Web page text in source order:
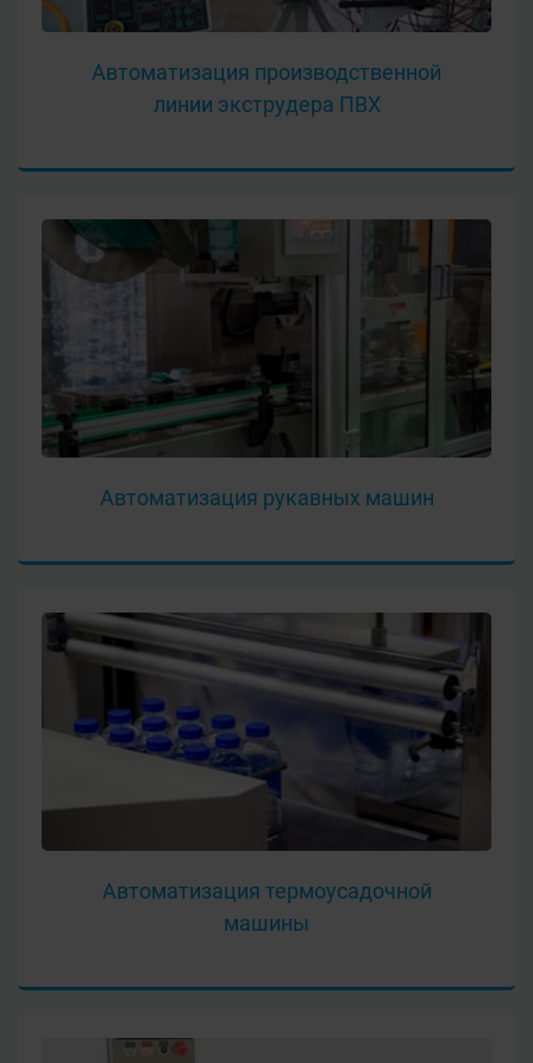
Автоматизация производственной
линии экструдера ПВХ
Автоматизация рукавных машин
Автоматизация термоусадочной
машины